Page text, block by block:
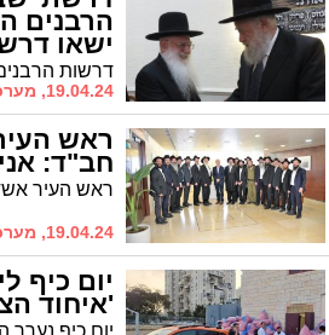
הרבנים
ישאו
בעיר
19.04.24, מערכת אשדודס
ראש
חב"ד:
19.04.24, מערכת אשדודס
יום כיף
'איחוד